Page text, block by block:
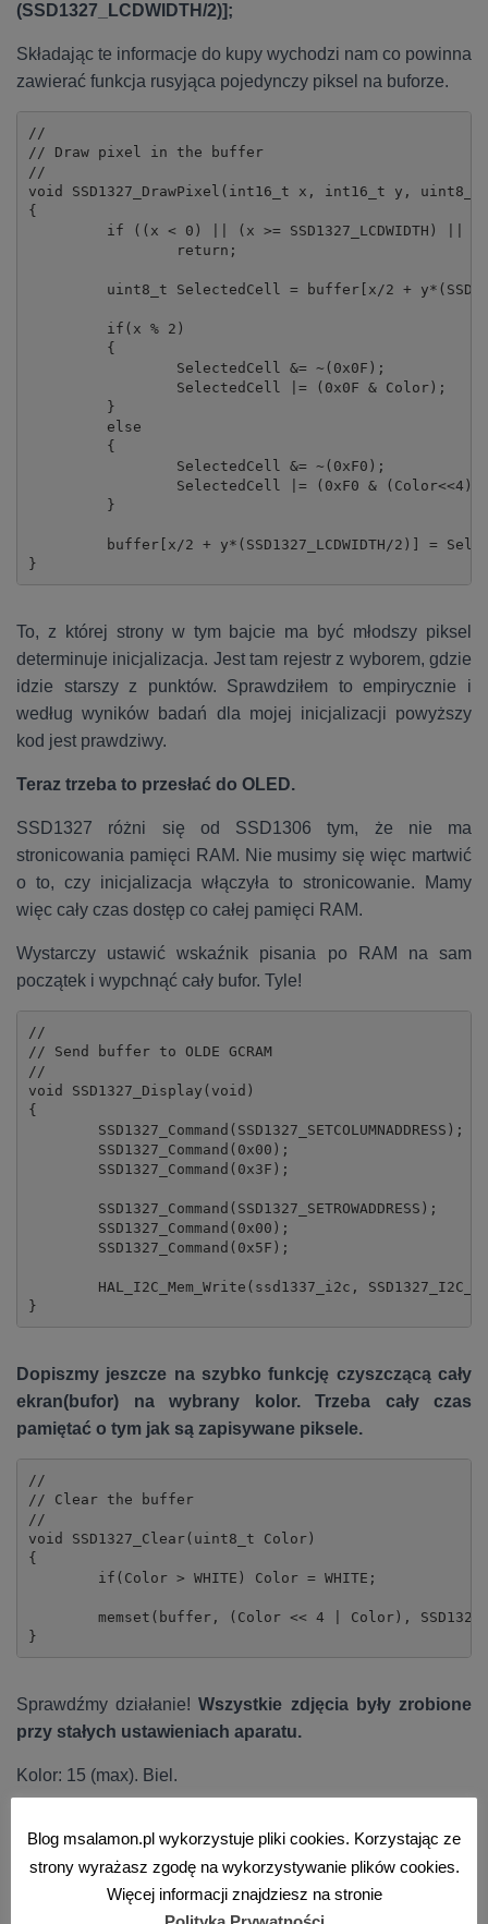
(SSD1327_LCDWIDTH/2)];
Składając te informacje do kupy wychodzi nam co powinna
zawierać funkcja rusyjąca pojedynczy piksel na buforze.
//
// Draw pixel in the buffer
//
void SSD1327_DrawPixel(int16_t x, int16_t y, uint8_t
{
}
To, z której strony w tym bajcie ma być młodszy piksel
determinuje inicjalizacja. Jest tam rejestr z wyborem, gdzie
idzie starszy z punktów. Sprawdziłem to empirycznie i
według wyników badań dla mojej inicjalizacji powyższy
kod jest prawdziwy.
Teraz trzeba to przesłać do OLED.
SSD1327 różni się od SSD1306 tym, że nie ma
stronicowania pamięci RAM. Nie musimy się więc martwić
o to, czy inicjalizacja włączyła to stronicowanie. Mamy
więc cały czas dostęp co całej pamięci RAM.
Wystarczy ustawić wskaźnik pisania po RAM na sam
początek i wypchnąć cały bufor. Tyle!
//
// Send buffer to OLDE GCRAM
//
void SSD1327_Display(void)
{
}
Dopiszmy jeszcze na szybko funkcję czyszczącą cały
ekran(bufor) na wybrany kolor. Trzeba cały czas
pamiętać o tym jak są zapisywane piksele.
//
// Clear the buffer
//
void SSD1327_Clear(uint8_t Color)
{
}
Sprawdźmy działanie!Wszystkie zdjęcia były zrobione
przy stałych ustawieniach aparatu.
Kolor: 15 (max). Biel.
Blog msalamon.pl wykorzystuje pliki cookies. Korzystając ze
strony wyrażasz zgodę na wykorzystywanie plików cookies.
Więcej informacji znajdziesz na stronie